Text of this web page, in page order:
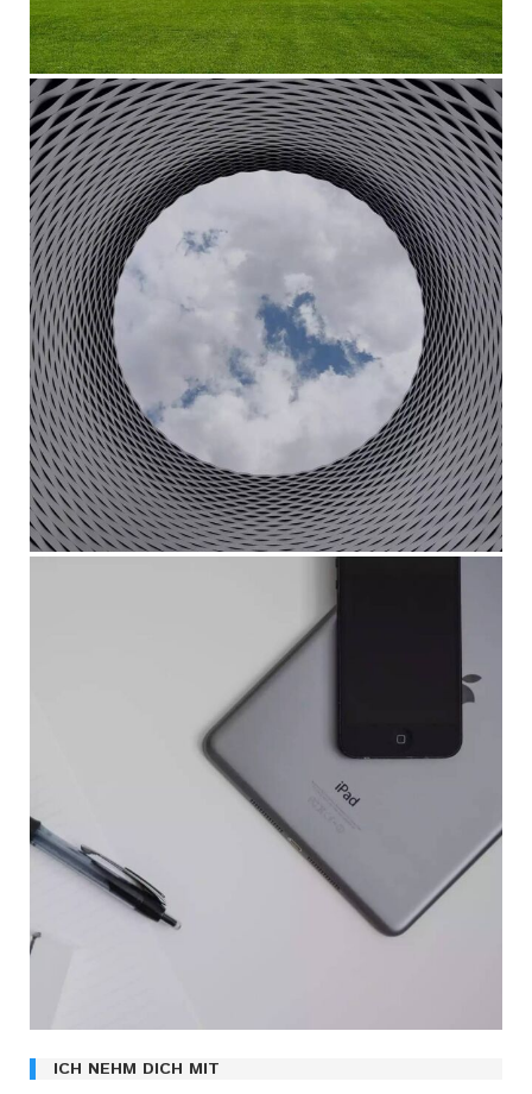
ICH NEHM DICH MIT